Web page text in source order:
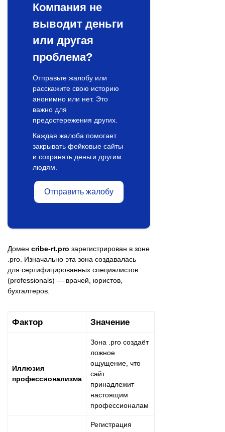
Компания не
выводит деньги
или другая
проблема?
Отправьте жалобу или
расскажите свою историю
анонимно или нет. Это
важно для
предостережения других.
Каждая жалоба помогает
закрывать фейковые сайты
и сохранять деньги другим
людям.
Отправить жалобу
Домен cribe-rt.pro зарегистрирован в зоне
.pro. Изначально эта зона создавалась
для сертифицированных специалистов
(professionals) — врачей, юристов,
бухгалтеров.
Фактор Значение
Иллюзия
профессионализма
Зона .pro создаёт
ложное
ощущение, что
сайт
принадлежит
настоящим
профессионалам
Регистрация